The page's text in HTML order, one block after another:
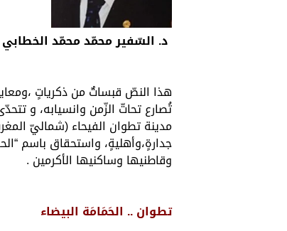
د. السّفير محمّد محمّد
هذا النصّ قبساتٌ من ذكرياتٍ
تُصارع تحاتّ الزّمن وانسيابه، و
مدينة تطوان الفيحاء (شماليّ
جدارةٍ،وأهليةٍ، واستحقاق باسم
وقاطنيها وساكنيها الأكرمين .
تطوان .. الحَمَامَة البيضاء